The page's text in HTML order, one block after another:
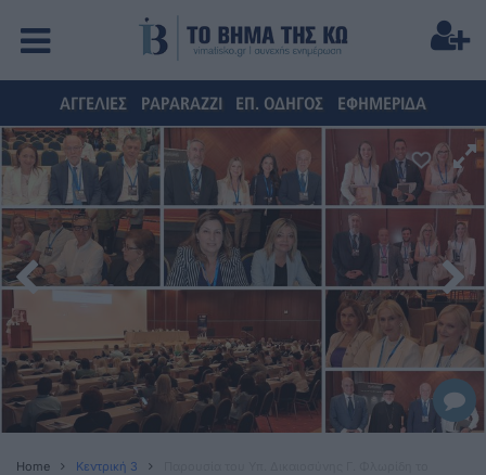
ΑΓΓΕΛΙΕΣ PAPARAZZI ΕΠ. ΟΔΗΓΟΣ ΕΦΗΜΕΡΙΔΑ
Home Κεντρική 3